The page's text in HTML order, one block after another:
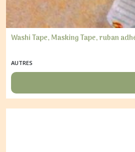
Washi Tape, Masking Tape, ruban
AUTRES